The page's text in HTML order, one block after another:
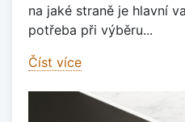
na jaké straně je hlavní
potřeba při výběru...
Číst více